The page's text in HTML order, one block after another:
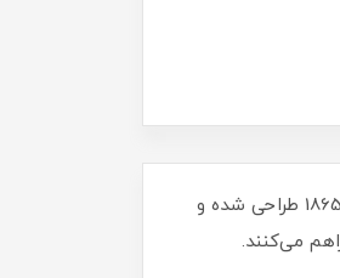
جاباتری وسیله‌ای برای نگهداری و انتقال انرژی باتری به مدارهای الکترونیکی است. این جاباتری سه‌تایی برای سه باتری لیتیوم یون 3.7 ولت سایز 18650 طراحی شده و